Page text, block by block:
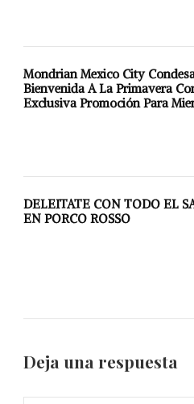
Mondrian Mexico City
Bienvenida A La Primavera
Exclusiva Promoción Para
DELEITATE CON TODO EL
EN PORCO ROSSO
Deja una respuesta